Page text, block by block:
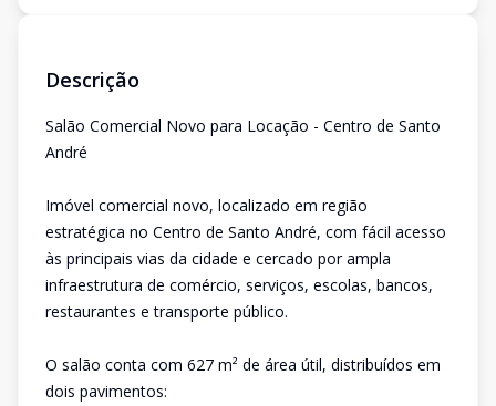
Descrição
Salão Comercial Novo para Locação - Centro de Santo
André
Imóvel comercial novo, localizado em região
estratégica no Centro de Santo André, com fácil acesso
às principais vias da cidade e cercado por ampla
infraestrutura de comércio, serviços, escolas, bancos,
restaurantes e transporte público.
O salão conta com 627 m² de área útil, distribuídos em
dois pavimentos: